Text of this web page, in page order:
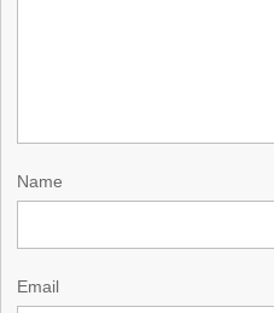
Name
Email